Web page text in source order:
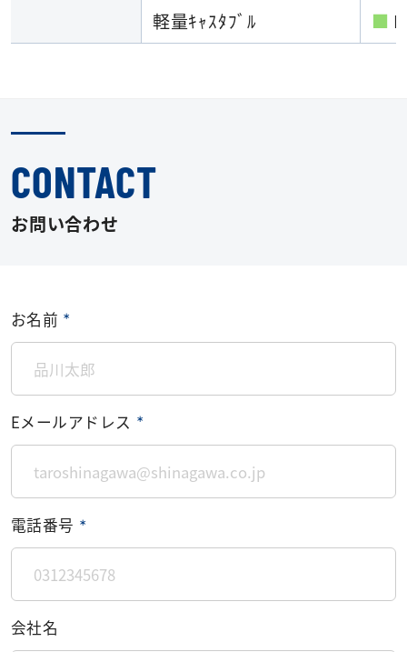
軽量ｷｬｽﾀﾌﾞﾙ
■
CONTACT
お問い合わせ
お名前 ＊
Eメールアドレス ＊
電話番号 ＊
会社名